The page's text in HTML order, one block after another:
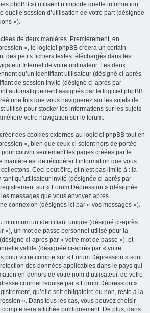
phpBB ») utilisent n’importe quelle information
quelle session d’utilisation de votre part (désignée
»).
de deux manières. Premièrement, en
», le logiciel phpBB créera un certain
des petits fichiers textes téléchargés dans les
Internet de votre ordinateur. Les deux
qu’un identifiant utilisateur (désigné ci-après
de session invité (désigné ci-après par
automatiquement assignés par le logiciel phpBB.
une fois que vous naviguerez sur les sujets de
utilisé pour stocker les informations sur les sujets
votre navigation sur le forum.
des cookies externes au logiciel phpBB tout en
», bien que ceux-ci soient hors de portée
couvrir seulement les pages créées par le
manière est de récupérer l’information que vous
Ceci peut être, et n’est pas limité à : la
qu’utilisateur invité (désignée ci-après par
sur « Forum Dépression » (désignée
messages que vous envoyez après
connexion (désignés ici par « vos messages »).
minimum un identifiant unique (désigné ci-après
»), un mot de passe personnel utilisé pour la
ci-après par « votre mot de passe »), et
valide (désignée ci-après par « votre
pour votre compte sur « Forum Dépression » sont
des données applicables dans le pays qui
en-dehors de votre nom d’utilisateur, de votre
courriel requise par « Forum Dépression »
qu’elle soit obligatoire ou non, reste à la
». Dans tous les cas, vous pouvez choisir
sera affichée publiquement. De plus, dans